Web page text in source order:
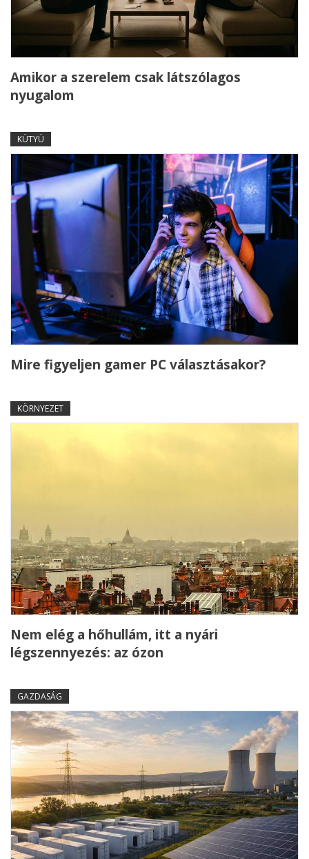
Amikor a szerelem csak látszólagos
nyugalom
KÜTYÜ
Mire figyeljen gamer PC választásakor?
KÖRNYEZET
Nem elég a hőhullám, itt a nyári
légszennyezés: az ózon
GAZDASÁG